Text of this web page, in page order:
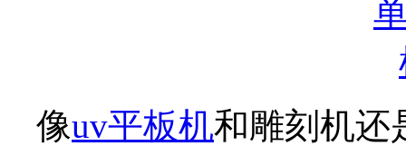
像uv平板机和雕刻机还